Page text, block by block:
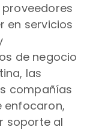
en servicios
de negocio
las
compañías
enfocaron,
soporte al